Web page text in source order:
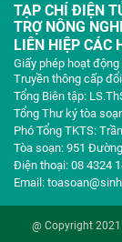
TẠP CHÍ ĐIỆN
TRỢ NÔNG
LIÊN HIỆP CÁC
Giấy phép hoạt
Truyền thông cấp
Tổng Biên tập:
Tổng Thư ký tòa
Phó Tổng TKTS:
Tòa soạn: 951
Điện thoại: 08 4324
Email:
@ Copyright